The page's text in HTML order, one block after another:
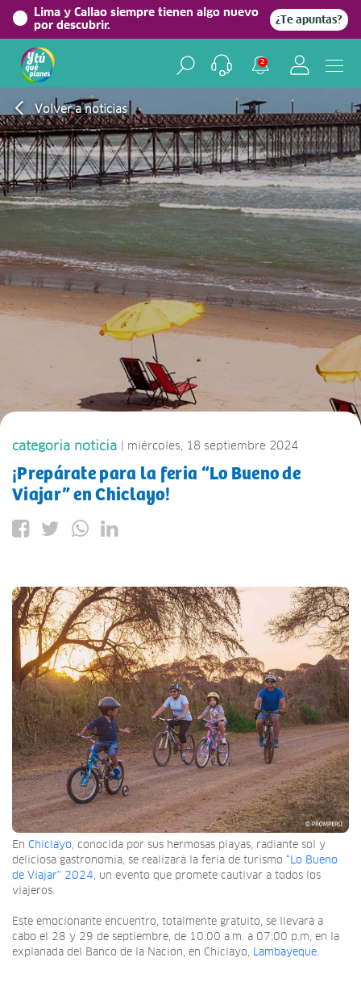
Lima y Callao siempre tienen algo nuevo
por descubrir.
¿Te apuntas?
2
Volver a noticias
categoria noticia | miércoles, 18 septiembre 2024
¡Prepárate para la feria “Lo Bueno de
Viajar” en Chiclayo!
En Chiclayo, conocida por sus hermosas playas, radiante sol y
deliciosa gastronomía, se realizará la feria de turismo
“Lo Bueno
de Viajar” 2024, un evento que promete cautivar a todos los
viajeros.
Este emocionante encuentro, totalmente gratuito, se llevará a
cabo el 28 y 29 de septiembre, de 10:00 a.m. a 07:00 p.m, en la
explanada del Banco de la Nación, en Chiclayo, Lambayeque.